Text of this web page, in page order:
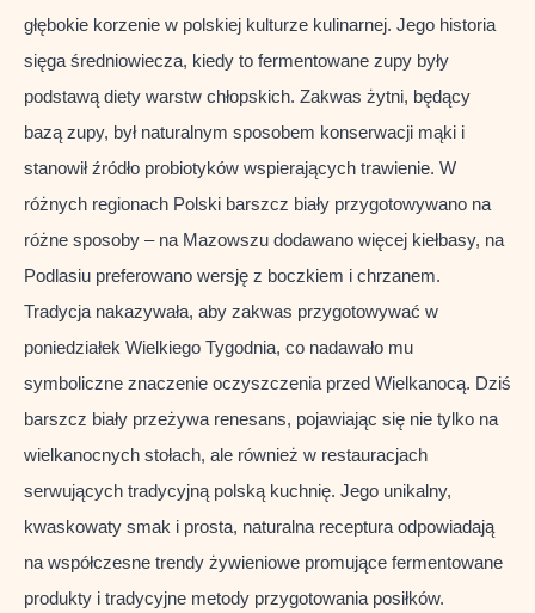
głębokie korzenie w polskiej kulturze kulinarnej. Jego historia
sięga średniowiecza, kiedy to fermentowane zupy były
podstawą diety warstw chłopskich. Zakwas żytni, będący
bazą zupy, był naturalnym sposobem konserwacji mąki i
stanowił źródło probiotyków wspierających trawienie. W
różnych regionach Polski barszcz biały przygotowywano na
różne sposoby – na Mazowszu dodawano więcej kiełbasy, na
Podlasiu preferowano wersję z boczkiem i chrzanem.
Tradycja nakazywała, aby zakwas przygotowywać w
poniedziałek Wielkiego Tygodnia, co nadawało mu
symboliczne znaczenie oczyszczenia przed Wielkanocą. Dziś
barszcz biały przeżywa renesans, pojawiając się nie tylko na
wielkanocnych stołach, ale również w restauracjach
serwujących tradycyjną polską kuchnię. Jego unikalny,
kwaskowaty smak i prosta, naturalna receptura odpowiadają
na współczesne trendy żywieniowe promujące fermentowane
produkty i tradycyjne metody przygotowania posiłków.